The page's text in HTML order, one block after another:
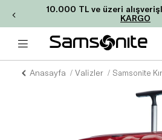
10.000 TL ve üzeri
KARGO
Anasayfa Valizler